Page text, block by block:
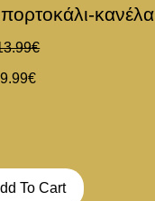
κανέλα
€
9.99€
To Cart